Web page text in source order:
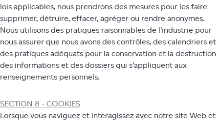
lois applicables, nous prendrons des mesures pour les faire
supprimer, détruire, effacer, agréger ou rendre anonymes.
Nous utilisons des pratiques raisonnables de l’industrie pour
nous assurer que nous avons des contrôles, des calendriers et
des pratiques adéquats pour la conservation et la destruction
des informations et des dossiers qui s’appliquent aux
renseignements personnels.
SECTION 8 - COOKIES
Lorsque vous naviguez et interagissez avec notre site Web et